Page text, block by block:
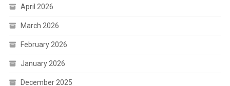
April 2026
March 2026
February 2026
January 2026
December 2025